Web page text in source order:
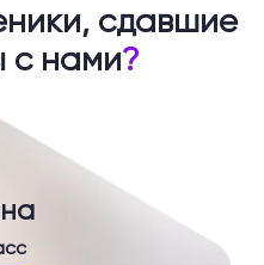
сдавшие
с нами?